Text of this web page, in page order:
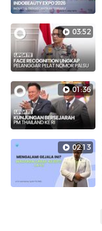
03:52
01:36
02:13